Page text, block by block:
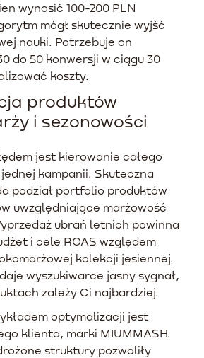
wynosić 100-200 PLN
mógł skutecznie wyjść
nauki. Potrzebuje on
do 50 konwersji w ciągu 30
koszty.
produktów
i sezonowości
jest kierowanie całego
kampanii. Skuteczna
podział portfolio produktów
uwzględniające marżowość
ubrań letnich powinna
i cele ROAS względem
kolekcji jesiennej.
wyszukiwarce jasny sygnał,
zależy Ci najbardziej.
optymalizacji jest
klienta, marki MIUMMASH.
struktury pozwoliły